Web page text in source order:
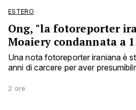
ESTERO
Ong, "la fotoreporter
Moaiery condannata a
Una nota fotoreporter iraniana è
anni di carcere per aver
2 ore